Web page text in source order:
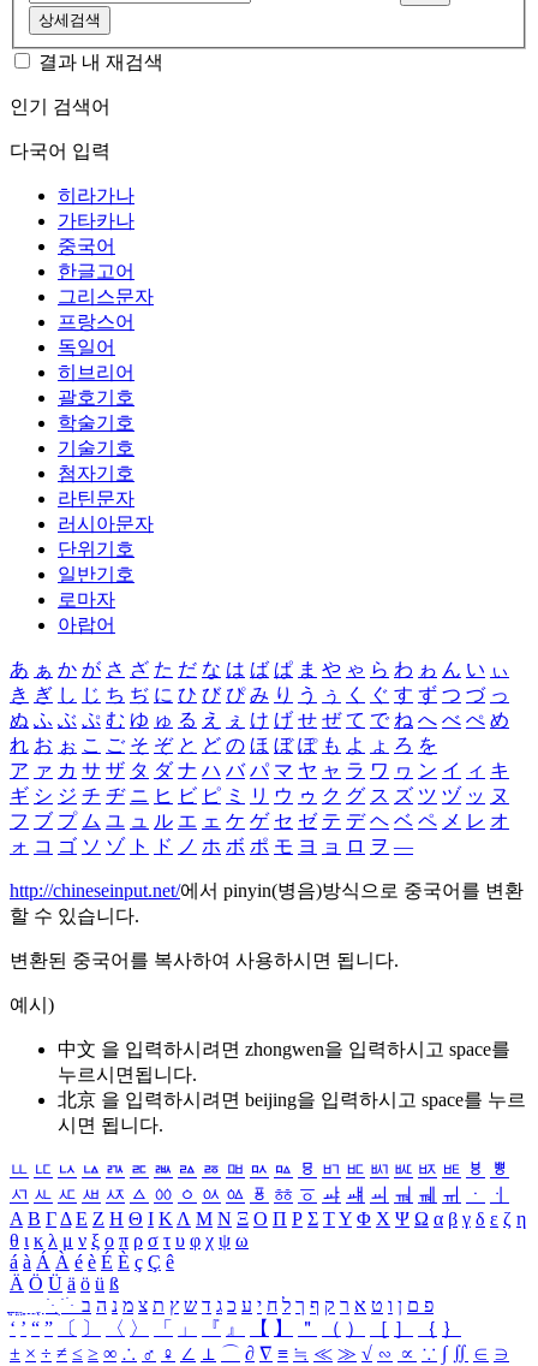
상세검색
결과 내 재검색
인기 검색어
다국어 입력
히라가나
가타카나
중국어
한글고어
그리스문자
프랑스어
독일어
히브리어
괄호기호
학술기호
기술기호
첨자기호
라틴문자
러시아문자
단위기호
일반기호
로마자
아랍어
あ ぁ か が さ ざ た だ な は ば ぱ ま や ゃ ら わ ゎ ん い ぃ
き ぎ し じ ち ぢ に ひ び ぴ み り う ぅ く ぐ す ず つ づ っ
ぬ ふ ぶ ぷ む ゆ ゅ る え ぇ け げ せ ぜ て で ね へ べ ぺ め
れ お ぉ こ ご そ ぞ と ど の ほ ぼ ぽ も よ ょ ろ を
ア ァ カ サ ザ タ ダ ナ ハ バ パ マ ヤ ャ ラ ワ ヮ ン イ ィ キ
ギ シ ジ チ ヂ ニ ヒ ビ ピ ミ リ ウ ゥ ク グ ス ズ ツ ヅ ッ ヌ
フ ブ プ ム ユ ュ ル エ ェ ケ ゲ セ ゼ テ デ ヘ ベ ペ メ レ オ
ォ コ ゴ ソ ゾ ト ド ノ ホ ボ ポ モ ヨ ョ ロ ヲ ―
http://chineseinput.net/에서 pinyin(병음)방식으로 중국어를 변환
할 수 있습니다.
변환된 중국어를 복사하여 사용하시면 됩니다.
예시)
中文 을 입력하시려면 zhongwen을 입력하시고 space를
누르시면됩니다.
北京 을 입력하시려면 beijing을 입력하시고 space를 누르
시면 됩니다.
ㅥ ㅦ ㅧ ㅨ ㅩ ㅪ ㅫ ㅬ ㅭ ㅮ ㅯ ㅰ ㅱ ㅲ ㅳ ㅴ ㅵ ㅶ ㅷ ㅸ
ㅹ
ㅺ ㅻ ㅼ ㅽ ㅾ ㅿ ㆀ ㆁ ㆂ ㆃ ㆄ ㆅ ㆆ ㆇ ㆈ ㆉ ㆊ ㆋ ㆌ ㆍ
ㆎ
Α Β ΓΔ Ε Ζ Η Θ Ι ΚΛ Μ Ν Ξ Ο Π Ρ Σ ΤΥ Φ Χ Ψ Ω α β γ δ ε ζ η
θ ι κ λ μ ν ξ ο π ρ σ τ υ φ χ ψ ω
á à Á À é è É È ç Ç ê
Ä Ö Ü ä ö ü ß
ִֶֹ ֻּ ׁׂ פ ם ן ו ט א ר ק ף ך ל ח י ע כ ג ד ש ץ ת צ מ נ ה ב
‘ ’ “ ” 〔 〕 〈 〉 「 」 『 』 【 】 ＂ （ ） ［ ］ ｛ ｝
± × ÷ ≠ ≤ ≥ ∞ ∴ ♂ ♀ ∠ ⊥ ⌒ ∂ ∇ ≡ ≒ ≪ ≫ √ ∽ ∝ ∵ ∫ ∬ ∈ ∋